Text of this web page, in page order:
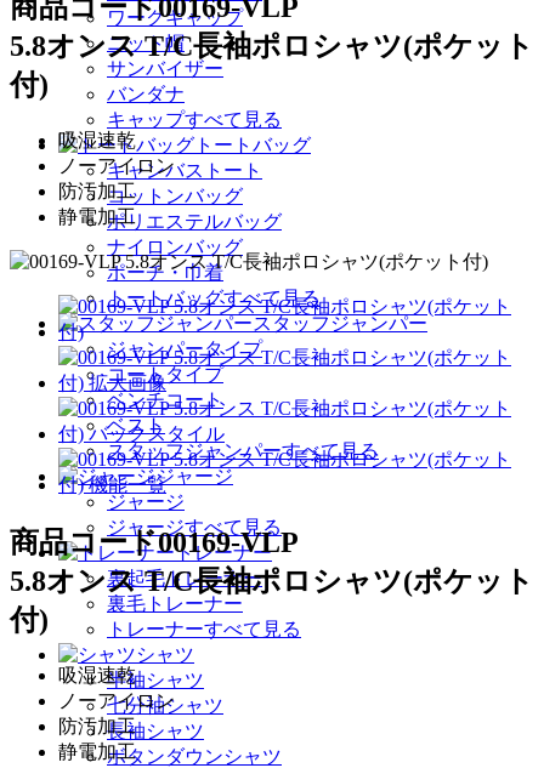
ワークキャップ
ニット帽
サンバイザー
バンダナ
キャップすべて見る
トートバッグ
キャンバストート
コットンバッグ
ポリエステルバッグ
ナイロンバッグ
ポーチ・巾着
トートバッグすべて見る
スタッフジャンパー
ジャンパータイプ
コートタイプ
ベンチコート
ベスト
スタッフジャンパーすべて見る
ジャージ
ジャージ
ジャージすべて見る
トレーナー
裏起毛トレーナー
裏毛トレーナー
トレーナーすべて見る
シャツ
半袖シャツ
七分袖シャツ
長袖シャツ
ボタンダウンシャツ
商品コード00169-VLP
5.8オンス T/C長袖ポロシャツ(ポケット
付)
吸湿速乾
ノーアイロン
防汚加工
静電加工
商品コード00169-VLP
5.8オンス T/C長袖ポロシャツ(ポケット
付)
吸湿速乾
ノーアイロン
防汚加工
静電加工